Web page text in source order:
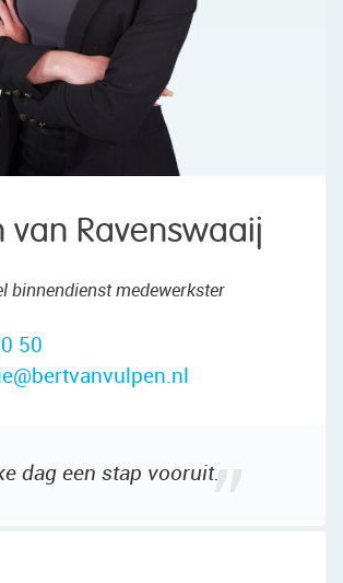
van Ravenswaaij
binnendienst medewerkster
50
dag een stap vooruit.